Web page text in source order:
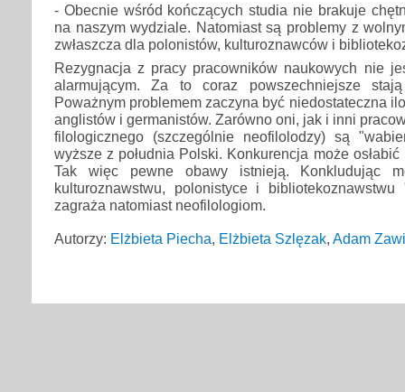
- Obecnie wśród kończących studia nie brakuje
na naszym wydziale. Natomiast są problemy z
zwłaszcza dla polonistów, kulturoznawców i
Rezygnacja z pracy pracowników naukowych nie
alarmującym. Za to coraz powszechniejsze
Poważnym problemem zaczyna być niedostateczna
anglistów i germanistów. Zarówno oni, jak i inni
filologicznego (szczególnie neofilolodzy) są
wyższe z południa Polski. Konkurencja może osłabić
Tak więc pewne obawy istnieją. Konkludując
kulturoznawstwu, polonistyce i
zagraża natomiast neofilologiom.
Autorzy: Elżbieta Piecha, Elżbieta Szlęzak, Adam